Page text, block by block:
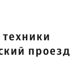
проезд